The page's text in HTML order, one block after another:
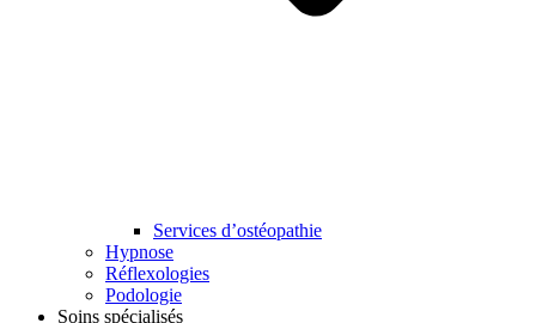
Services d’ostéopathie
Hypnose
Réflexologies
Podologie
Soins spécialisés